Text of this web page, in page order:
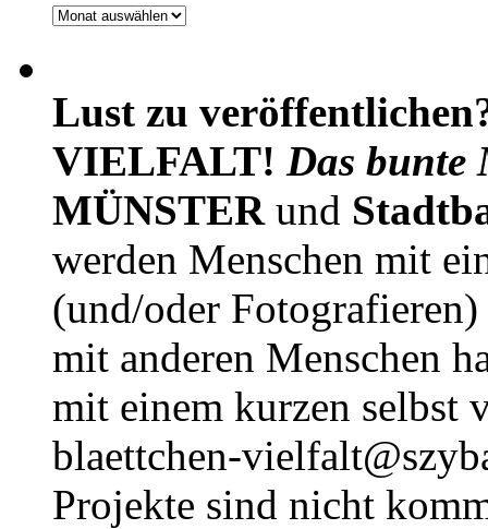
Archiv
Lust zu
VIELFALT! Das bunte
MÜNSTERund
werden Menschen mit
(und/oder
mit anderen Menschen
mit einem kurzen selbst
blaettchen-
Projekte sind nicht